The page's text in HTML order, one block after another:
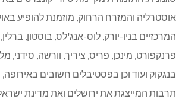
אוסטרליה והמזרח הרחוק, מוזמנת להופיע
המרכזיים בניו-יורק, לוס-אנג'לס, בוסטון,
פרנקפורט, מינכן, פריס, ציריך, וורשה, סידני,
בנגקוק ועוד וכן בפסטיבלים חשובים
תרבות המייצגת את ירושלים ואת מדינת